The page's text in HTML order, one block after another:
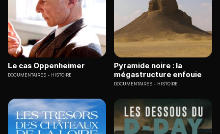
Le cas Oppenheimer
DOCUMENTAIRES HISTOIRE
Pyramide noire : la
mégastructure enfouie
DOCUMENTAIRES HISTOIRE